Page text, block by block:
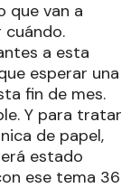
que van a
cuándo.
a esta
esperar una
fin de mes.
Y para tratar
de papel,
estado
ese tema 36